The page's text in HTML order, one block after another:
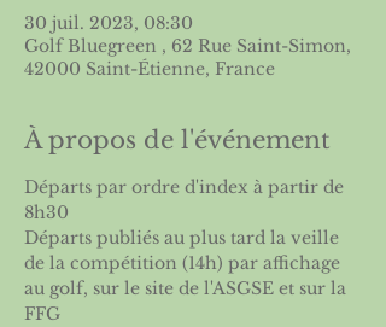
30 juil. 2023, 08:30
Golf Bluegreen , 62 Rue Saint-Simon,
42000 Saint-Étienne, France
À propos de l'événement
Départs par ordre d'index à partir de
8h30
Départs publiés au plus tard la veille
de la compétition (14h) par affichage
au golf, sur le site de l'ASGSE et sur la
FFG